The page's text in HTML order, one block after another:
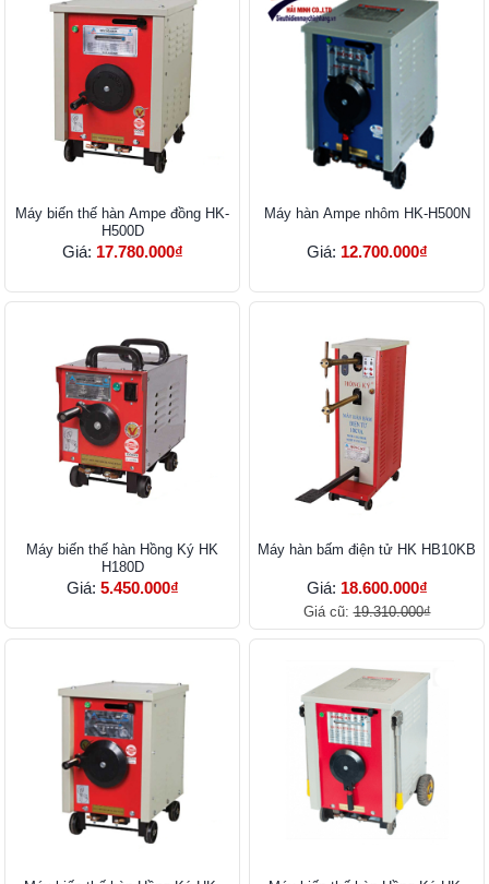
Máy biến thế hàn Ampe đồng HK-
H500D
Giá: 17.780.000₫
Máy hàn Ampe nhôm HK-H500N
Giá: 12.700.000₫
Máy biến thế hàn Hồng Ký HK
H180D
Giá: 5.450.000₫
Máy hàn bấm điện tử HK HB10KB
Giá: 18.600.000₫
Giá cũ:19.310.000₫